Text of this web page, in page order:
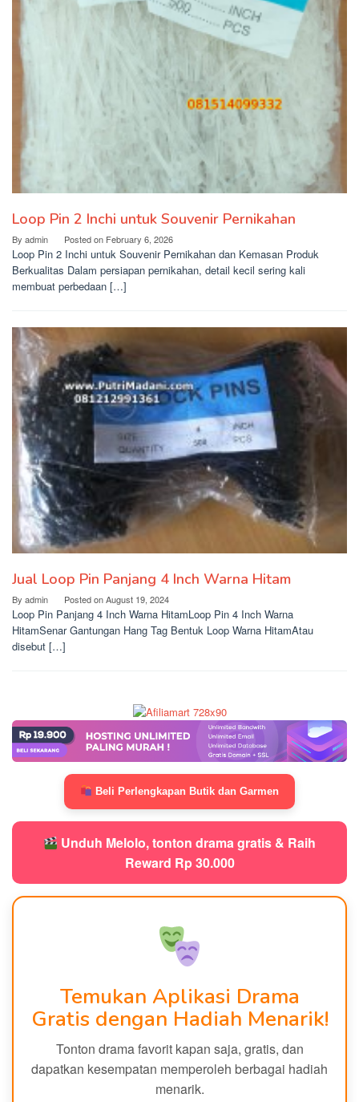
Loop Pin 2 Inchi untuk Souvenir Pernikahan
By admin Posted on February 6, 2026
Loop Pin 2 Inchi untuk Souvenir Pernikahan dan Kemasan Produk
Berkualitas Dalam persiapan pernikahan, detail kecil sering kali
membuat perbedaan […]
Jual Loop Pin Panjang 4 Inch Warna Hitam
By admin Posted onAugust 19, 2024
Loop Pin Panjang 4 Inch Warna HitamLoop Pin 4 Inch Warna
HitamSenar Gantungan Hang Tag Bentuk Loop Warna HitamAtau
disebut […]
Beli Perlengkapan Butik dan Garmen
Unduh Melolo, tonton drama gratis & Raih
Reward Rp 30.000
Temukan Aplikasi Drama
Gratis dengan Hadiah Menarik!
Tonton drama favorit kapan saja, gratis, dan
dapatkan kesempatan memperoleh berbagai hadiah
menarik.